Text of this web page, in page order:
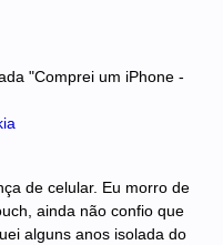
"Comprei um iPhone -
de celular. Eu morro de
ainda não confio que
alguns anos isolada do